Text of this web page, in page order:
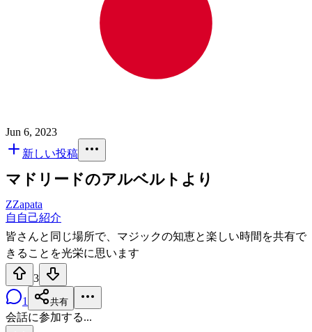
Jun 6, 2023
新しい投稿
マドリードのアルベルトより
ZZapata
自 自己紹介
皆さんと同じ場所で、マジックの知恵と楽しい時間を共有で
きることを光栄に思います
3
1
共有
会話に参加する...